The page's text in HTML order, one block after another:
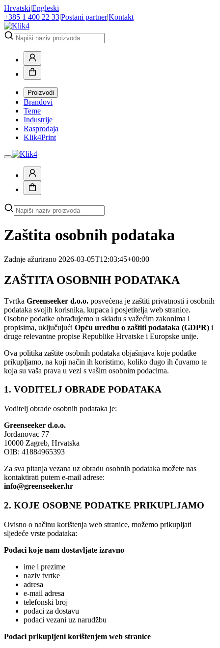
Hrvatski|Engleski
+385 1 400 22 33|Postani partner|Kontakt
Proizvodi
Brandovi
Teme
Industrije
Rasprodaja
Klik4Print
Zaštita osobnih podataka
Zadnje ažurirano 2026-03-05T12:03:45+00:00
ZAŠTITA OSOBNIH PODATAKA
Tvrtka Greenseeker d.o.o. posvećena je zaštiti privatnosti i osobnih
podataka svojih korisnika, kupaca i posjetitelja web stranice.
Osobne podatke obrađujemo u skladu s važećim zakonima i
propisima, uključujući Opću uredbu o zaštiti podataka (GDPR) i
druge relevantne propise Republike Hrvatske i Europske unije.
Ova politika zaštite osobnih podataka objašnjava koje podatke
prikupljamo, na koji način ih koristimo, koliko dugo ih čuvamo te
koja su vaša prava u vezi s vašim osobnim podacima.
1. VODITELJ OBRADE PODATAKA
Voditelj obrade osobnih podataka je:
Greenseeker d.o.o.
Jordanovac 77
10000 Zagreb, Hrvatska
OIB: 41884965393
Za sva pitanja vezana uz obradu osobnih podataka možete nas
kontaktirati putem e-mail adrese:
info@greenseeker.hr
2. KOJE OSOBNE PODATKE PRIKUPLJAMO
Ovisno o načinu korištenja web stranice, možemo prikupljati
sljedeće vrste podataka:
Podaci koje nam dostavljate izravno
ime i prezime
naziv tvrtke
adresa
e-mail adresa
telefonski broj
podaci za dostavu
podaci vezani uz narudžbu
Podaci prikupljeni korištenjem web stranice